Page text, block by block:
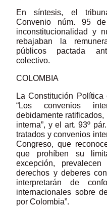
En síntesis, el
Convenio núm. 95
inconstitucionalidad y
rebajaban la
públicos pactada
colectivo.
COLOMBIA
La Constitución
“Los convenios
debidamente
interna”, y el art. 93º
tratados y convenios
Congreso, que
que prohíben su
excepción,
derechos y deberes
interpretarán de
internacionales sobre
por Colombia”.